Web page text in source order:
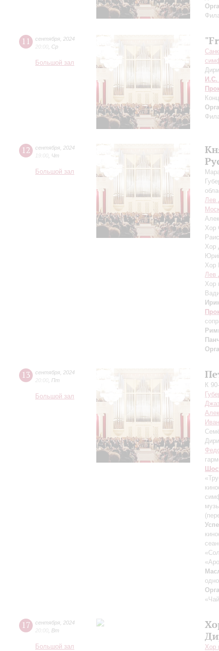
11 сентября 2024
20:00 Ср
Большой зал
И.С.
12 сентября 2024
19:00 Чт
Большой зал
Лев
Хор
Хор
Хор
Лев
Хор
13 сентября 2024
20:00 Пт
Большой зал
К
17 сентября 2024
20:00 Вт
Большой зал
Хор